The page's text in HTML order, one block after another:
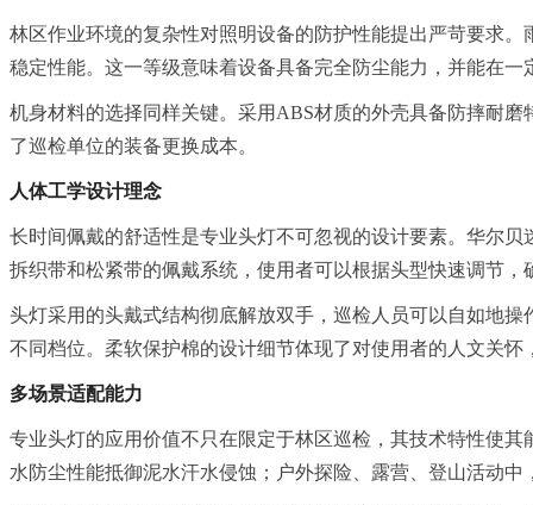
林区作业环境的复杂性对照明设备的防护性能提出严苛要求
稳定性能。这一等级意味着设备具备完全防尘能力，并能在
机身材料的选择同样关键。采用ABS材质的外壳具备防摔耐
了巡检单位的装备更换成本。
人体工学设计理念
长时间佩戴的舒适性是专业头灯不可忽视的设计要素。华尔
拆织带和松紧带的佩戴系统，使用者可以根据头型快速调节
头灯采用的头戴式结构彻底解放双手，巡检人员可以自如地
不同档位。柔软保护棉的设计细节体现了对使用者的人文关
多场景适配能力
专业头灯的应用价值不只在限定于林区巡检，其技术特性使
水防尘性能抵御泥水汗水侵蚀；户外探险、露营、登山活动